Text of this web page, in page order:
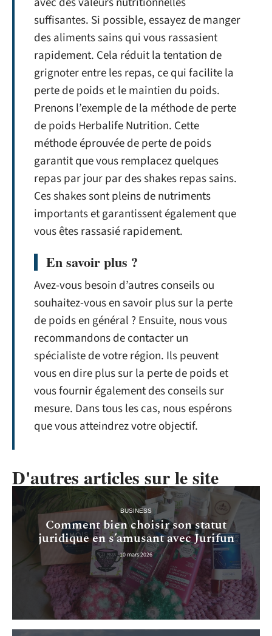
suffisantes. Si possible, essayez de manger
des aliments sains qui vous rassasient
rapidement. Cela réduit la tentation de
grignoter entre les repas, ce qui facilite la
perte de poids et le maintien du poids.
Prenons l’exemple de la méthode de perte
de poids Herbalife Nutrition. Cette
méthode éprouvée de perte de poids
garantit que vous remplacez quelques
repas par jour par des shakes repas sains.
Ces shakes sont pleins de nutriments
importants et garantissent également que
vous êtes rassasié rapidement.
En savoir plus ?
Avez-vous besoin d’autres conseils ou
souhaitez-vous en savoir plus sur la perte
de poids en général ? Ensuite, nous vous
recommandons de contacter un
spécialiste de votre région. Ils peuvent
vous en dire plus sur la perte de poids et
vous fournir également des conseils sur
mesure. Dans tous les cas, nous espérons
que vous atteindrez votre objectif.
D'autres articles sur le site
BUSINESS
Comment bien choisir son statut
juridique en s’amusant avec Jurifun
10 mars 2026